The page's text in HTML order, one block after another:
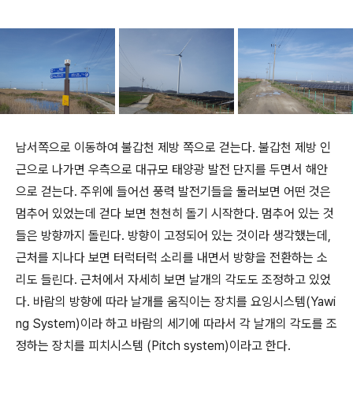
남서쪽으로 이동하여 불갑천 제방 쪽으로 걷는다. 불갑천 제방 인
근으로 나가면 우측으로 대규모 태양광 발전 단지를 두면서 해안
으로 걷는다. 주위에 들어선 풍력 발전기들을 둘러보면 어떤 것은
멈추어 있었는데 걷다 보면 천천히 돌기 시작한다. 멈추어 있는 것
들은 방향까지 돌린다. 방향이 고정되어 있는 것이라 생각했는데,
근처를 지나다 보면 터럭터럭 소리를 내면서 방향을 전환하는 소
리도 들린다. 근처에서 자세히 보면 날개의 각도도 조정하고 있었
다. 바람의 방향에 따라 날개를 움직이는 장치를 요잉시스템(Yawi
ng System)이라 하고 바람의 세기에 따라서 각 날개의 각도를 조
정하는 장치를 피치시스템 (Pitch system)이라고 한다.